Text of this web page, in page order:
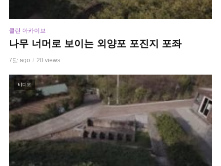
클린 아카이브
나무 너머로 보이는 외양포 포진지 포좌
7달 ago 20 views
비디오